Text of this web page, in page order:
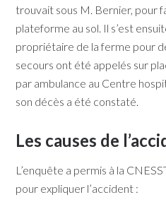
trouvait sous M. Bernier, pour
plateforme au sol. Il s’est
propriétaire de la ferme pour
secours ont été appelés sur
par ambulance au Centre
son décès a été constaté.​​
Les causes de
​​L’enquête a permis à la
pour expliquer l’accident :​​